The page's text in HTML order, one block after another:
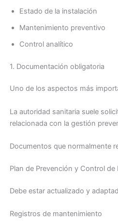
Estado de la instalación
Mantenimiento preventivo
Control analítico
1. Documentación obligatoria
Uno de los aspectos más
La autoridad sanitaria suele
relacionada con la gestión
Documentos que normalmente
Plan de Prevención y Control de
Debe estar actualizado y
Registros de mantenimiento